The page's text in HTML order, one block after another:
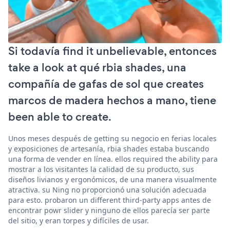
Si todavía find it unbelievable, entonces
take a look at qué rbia shades, una
compañía de gafas de sol que creates
marcos de madera hechos a mano, tiene
been able to create.
Unos meses después de getting su negocio en ferias locales
y exposiciones de artesanía, rbia shades estaba buscando
una forma de vender en línea. ellos required the ability para
mostrar a los visitantes la calidad de su producto, sus
diseños livianos y ergonómicos, de una manera visualmente
atractiva. su Ning no proporcionó una solución adecuada
para esto. probaron un different third-party apps antes de
encontrar powr slider y ninguno de ellos parecía ser parte
del sitio, y eran torpes y difíciles de usar.